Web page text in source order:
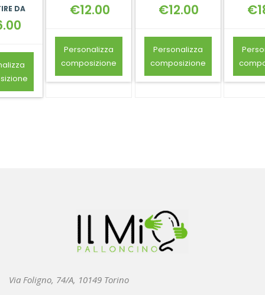
DA €12.00
Personalizza
composizione
€12.00
Personalizza
composizione
€
Via Foligno, 74/A, 10149 Torino